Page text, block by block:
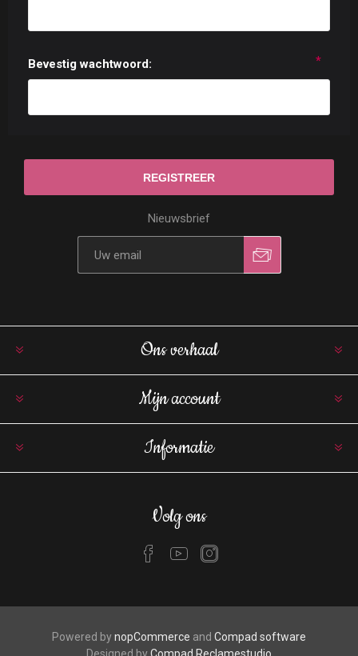
Bevestig wachtwoord: *
Nieuwsbrief
Ons verhaal
Mijn account
Informatie
Volg ons
Powered bynopCommerce and Compad software